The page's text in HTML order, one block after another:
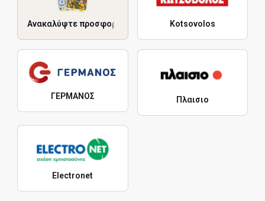
Ανακαλύψτε προσφορές Kotsovolos
ΓΕΡΜΑΝΟΣ Πλαισιο
Electronet